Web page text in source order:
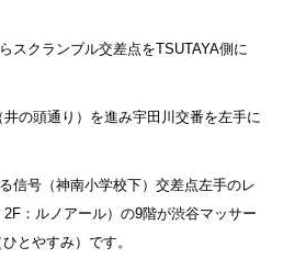
スクランブル交差点をTSUTAYA側に
の頭通り）を進み宇田川交番を左手に
信号（神南小学校下）交差点左手のレ
：ルノアール）の9階が渋谷マッサー
とやすみ）です。